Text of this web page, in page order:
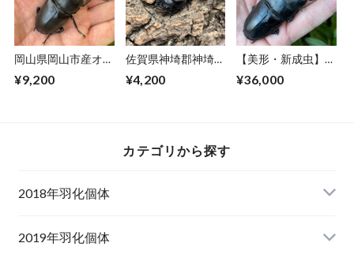
岡山県岡山市産オオ
クワガタペアF1個
体（♂76mm）
¥9,200
佐賀県神埼郡神埼町
産オオクワガタ♀単
品CBF1個体 ＃
¥4,200
【美形・新成虫】佐
賀県神埼郡神埼町
産”オオクワガタペ
¥36,000
カテゴリから探す
2018年羽化個体
2019年羽化個体